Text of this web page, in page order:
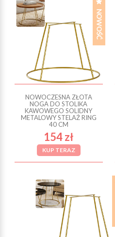
NOWOCZESNA ZŁOTA
NOGA DO STOLIKA
KAWOWEGO SOLIDNY
METALOWY STELAŻ RING
40 CM
154 zł
KUP TERAZ